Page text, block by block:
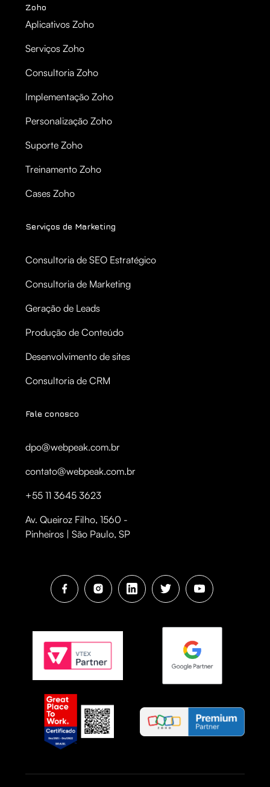
Zoho
Aplicativos Zoho
Serviços Zoho
Consultoria Zoho
Implementação Zoho
Personalização Zoho
Suporte Zoho
Treinamento Zoho
Cases Zoho
Serviços de Marketing
Consultoria de SEO Estratégico
Consultoria de Marketing
Geração de Leads
Produção de Conteúdo
Desenvolvimento de sites
Consultoria de CRM
Fale conosco
dpo@webpeak.com.br
contato@webpeak.com.br
+55 11 3645 3623
Av. Queiroz Filho, 1560 -
Pinheiros | São Paulo, SP